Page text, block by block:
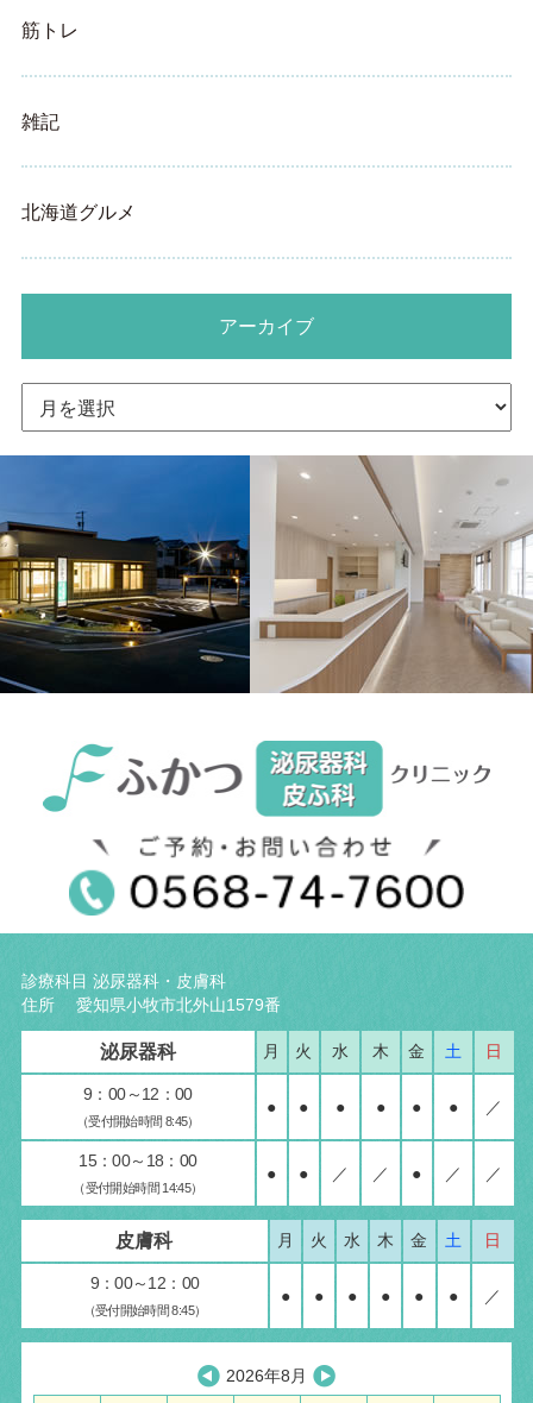
筋トレ
雑記
北海道グルメ
アーカイブ
カ
イ
診療科目 泌尿器科・皮膚科
住所 愛知県小牧市北外山1579番
泌尿器科 月 火 水 木 金 土 日
9：00～12：00
（受付開始時間 8:45）
● ● ● ● ● ● ／
15：00～18：00
（受付開始時間 14:45）
● ● ／ ／ ● ／ ／
皮膚科 月 火 水 木 金 土 日
9：00～12：00
（受付開始時間 8:45）
● ● ● ● ● ● ／
2026年8月